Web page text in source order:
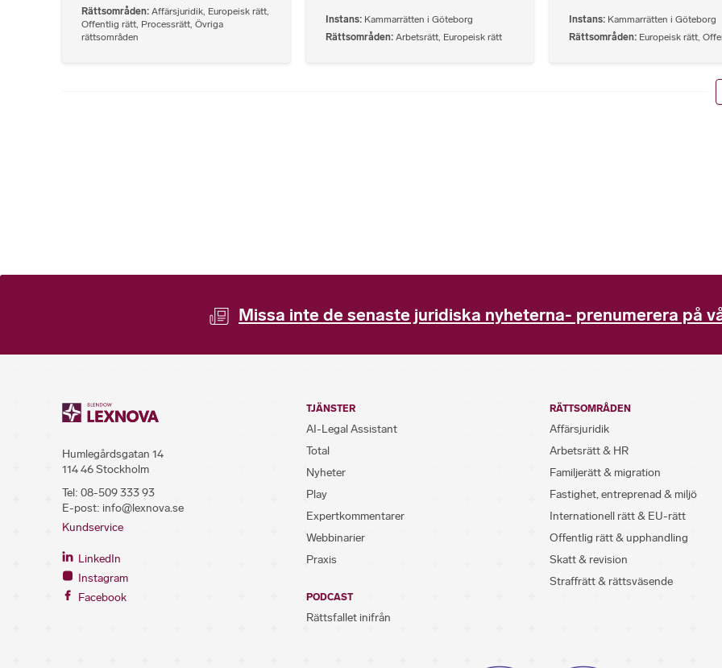
Rättsområden Affärsjuridik Europeisk rätt
Offentlig rätt Processrätt Övriga
rättsområden
Instans Kammarrätten i Göteborg
Rättsområden Arbetsrätt, Europeisk rätt
Instans Kammarrätten i Göteborg
Rättsområden Europeisk rätt
Missa inte de senaste juridiska nyheterna- prenumerera på
Humlegårdsgatan 14
114 46 Stockholm
Tel: 08-509 333 93
E-post: info@lexnova.se
Kundservice
LinkedIn
Instagram
Facebook
TJÄNSTER
AI-Legal Assistant
Total
Nyheter
Play
Expertkommentarer
Webbinarier
Praxis
PODCAST
Rättsfallet inifrån
RÄTTSOMRÅDEN
Affärsjuridik
Arbetsrätt & HR
Familjerätt & migration
Fastighet, entreprenad & miljö
Internationell rätt & EU-rätt
Offentlig rätt & upphandling
Skatt & revision
Straffrätt & rättsväsende